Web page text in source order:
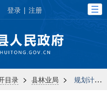
登录 | 注册
目录 > 县林业局 > 规划计划